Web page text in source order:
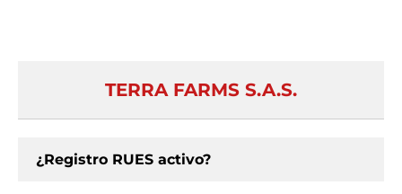
TERRA FARMS S.A.S.
¿Registro RUES activo?